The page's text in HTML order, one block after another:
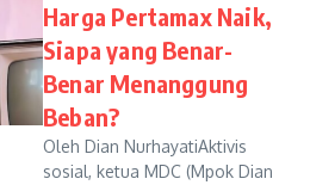
Harga Pertamax Naik,
Siapa yang Benar-
Benar Menanggung
Beban?
Oleh Dian NurhayatiAktivis
sosial, ketua MDC (Mpok Dian